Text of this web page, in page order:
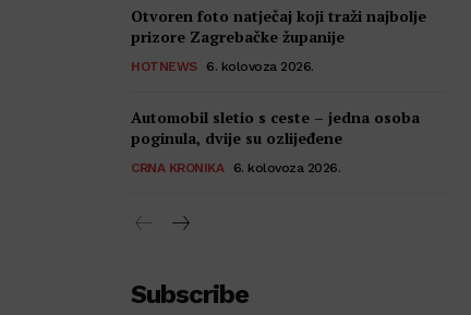
Otvoren foto natječaj koji traži najbolje
prizore Zagrebačke županije
HOTNEWS 6. kolovoza 2026.
Automobil sletio s ceste – jedna osoba
poginula, dvije su ozlijeđene
CRNA KRONIKA 6. kolovoza 2026.
Subscribe